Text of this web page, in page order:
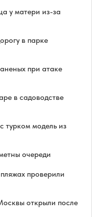
у матери из-за
в парке
при атаке
в садоводстве
турком модель из
очереди
проверили
открыли после